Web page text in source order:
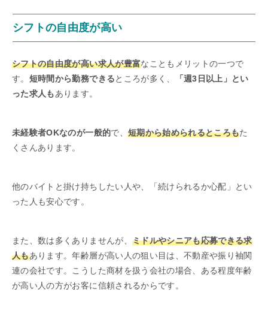
シフトの自由度が高い
シフトの自由度が高い求人が豊富なこともメリットの一つで
す。 短時間から勤務できるところが多く、
「週3日以上」とい
った求人もあります。
未経験者OKなのが一般的で、 短期から始められるところもた
くさんあります。
他のバイトと掛け持ちしたい人や、「続けられるか心配」とい
った人も安心です。
また、数は多くありませんが、 ミドルやシニアも応募できる求
人もあります。年齢層が高い人の狙い目は、不動産や振り袖関
連の会社です。こうした商材を扱う会社の場合、ある程度年齢
が高い人の方がお客に信頼されるからです。